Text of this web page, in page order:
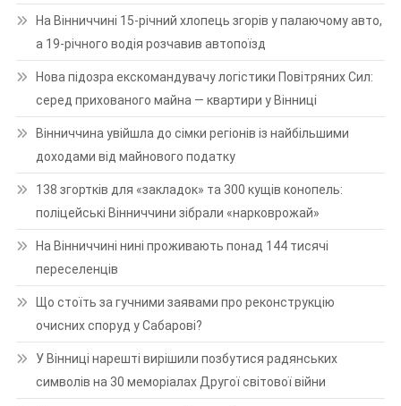
На Вінниччині 15-річний хлопець згорів у палаючому авто,
а 19-річного водія розчавив автопоїзд
Нова підозра екскомандувачу логістики Повітряних Сил:
серед прихованого майна — квартири у Вінниці
Вінниччина увійшла до сімки регіонів із найбільшими
доходами від майнового податку
138 згортків для «закладок» та 300 кущів конопель:
поліцейські Вінниччини зібрали «нарковрожай»
На Вінниччині нині проживають понад 144 тисячі
переселенців
Що стоїть за гучними заявами про реконструкцію
очисних споруд у Сабарові?
У Вінниці нарешті вирішили позбутися радянських
символів на 30 меморіалах Другої світової війни